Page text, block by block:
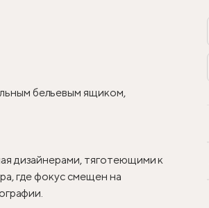
бельевым ящиком,
дизайнерами, тяготеющими к
где фокус смещен на